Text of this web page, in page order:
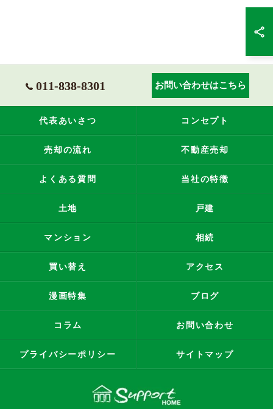
011-838-8301 お問い合わせはこちら
代表あいさつ コンセプト
売却の流れ 不動産売却
よくある質問 当社の特徴
土地 戸建
マンション 相続
買い替え アクセス
漫画特集 ブログ
コラム お問い合わせ
プライバシーポリシー サイトマップ